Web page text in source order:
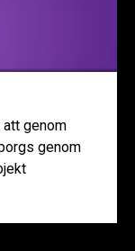
genom
genom